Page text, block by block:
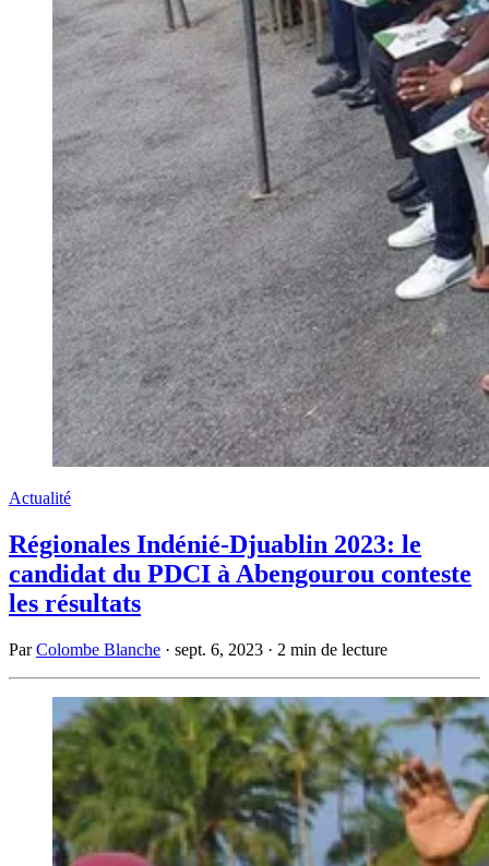
Actualité
Régionales Indénié-Djuablin 2023: le
candidat du PDCI à Abengourou conteste
les résultats
ParColombe Blanche · sept. 6, 2023 · 2 min de lecture